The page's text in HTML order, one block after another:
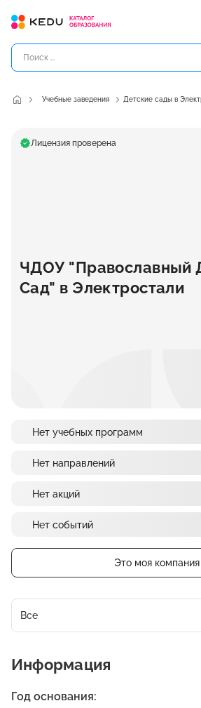
Учебные заведения Детские сады в
Лицензия проверена
ЧДОУ "Православный
Сад" в Электростали
Нет учебных программ
Нет направлений
Нет акций
Нет событий
Это моя компания
Все
Информация
Год основания: